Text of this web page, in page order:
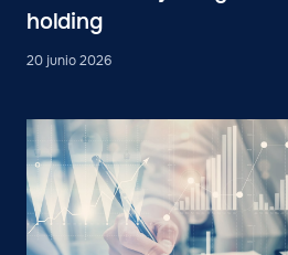
holding
20 junio 2026